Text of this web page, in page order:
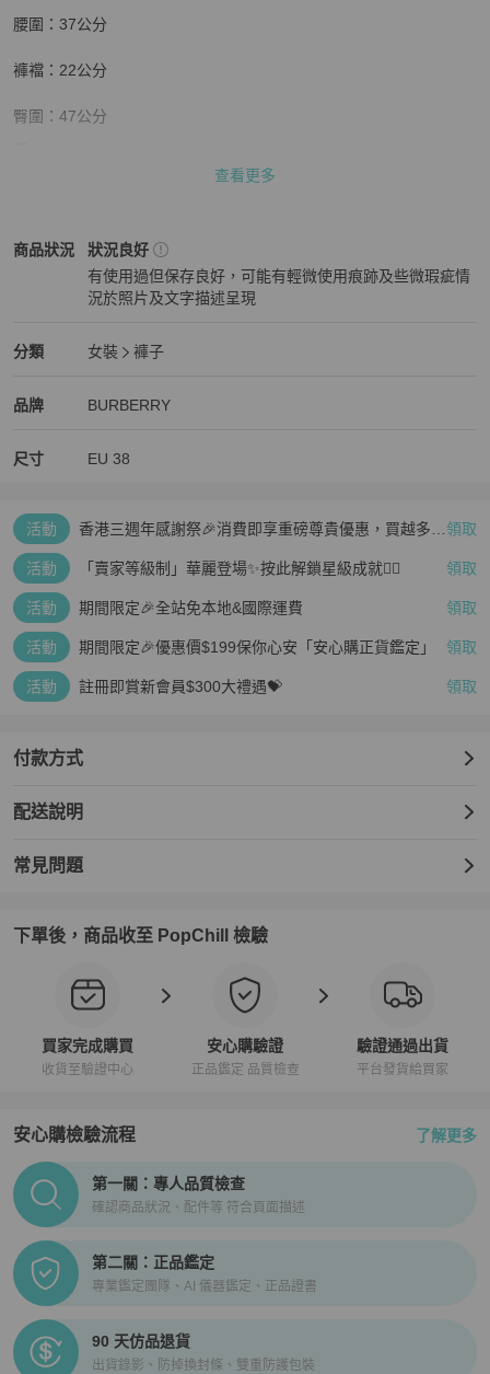
腰圍：37公分
褲襠：22公分
臀圍：47公分
褲長：73公分
👉顏色可能會因燈光、拍攝器材而有所色差，顏色皆以實品為主。
👉商品大多都只有一件，出貨前都會再檢查有無瑕疵，才會安排出
👉商品都有標記平量，平量誤差值為1-2公分為正常範圍，若很在意
查看更多
商品狀況
BURBERRY女裝商品狀態與細節
狀況良好
有使用過但保存良好，可能有輕微使用痕跡及些微瑕疵情
況於照片及文字描述呈現
分類
BURBERRY女裝分類資訊
女裝
褲子
品牌
BURBERRY精品女裝品牌介紹
BURBERRY
BURBERRY推薦清單
尺寸 EU 38
活動
香港三週年感謝祭🎉消費即享重磅尊貴優惠，買越多、 領取
活動 「賣家等級制」華麗登場✨按此解鎖星級成就👆🏻 領取
活動 期間限定🎉全站免本地&國際運費 領取
活動 期間限定🎉優惠價$199保你心安「安心購正貨鑑定」 領取
活動 註冊即賞新會員$300大禮遇💝 領取
付款方式
配送說明
常見問題
下單後，商品收至 PopChill 檢驗
買家完成購買
收貨至驗證中心
安心購驗證
正品鑑定 品質檢查
驗證通過出貨
平台發貨給買家
安心購檢驗流程 了解更多
PopChill拍拍圈正品驗證、安心購檢驗流程介紹
第一關：專人品質檢查
確認商品狀況、配件等 符合頁面描述
第二關：正品鑑定
專業鑑定團隊、AI 儀器鑑定、正品證書
90 天仿品退貨
出貨錄影、防掉換封條、雙重防護包裝